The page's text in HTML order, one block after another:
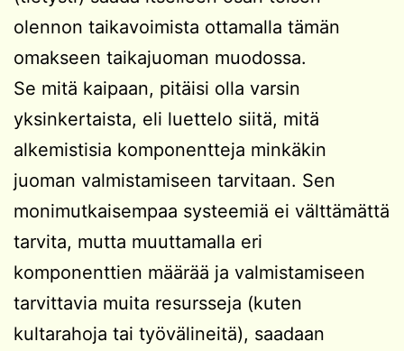
olennon taikavoimista ottamalla tämän
omakseen taikajuoman muodossa.
Se mitä kaipaan, pitäisi olla varsin
yksinkertaista, eli luettelo siitä, mitä
alkemistisia komponentteja minkäkin
juoman valmistamiseen tarvitaan. Sen
monimutkaisempaa systeemiä ei välttämättä
tarvita, mutta muuttamalla eri
komponenttien määrää ja valmistamiseen
tarvittavia muita resursseja (kuten
kultarahoja tai työvälineitä), saadaan